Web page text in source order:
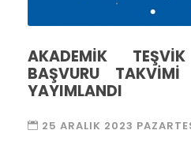
AKADEMİK
BAŞVURU
YAYIMLANDI
25 ARALIK 2023